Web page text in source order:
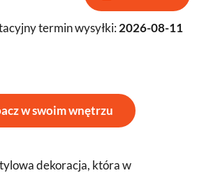
termin wysyłki: 2026-08-11
w swoim wnętrzu
dekoracja, która w